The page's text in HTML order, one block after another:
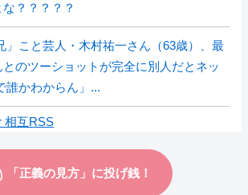
？？？？？
」こと芸人・木村祐一さん（63歳）、最
のツーショットが完全に別人だとネッ
誰かわからん」...
相互RSS